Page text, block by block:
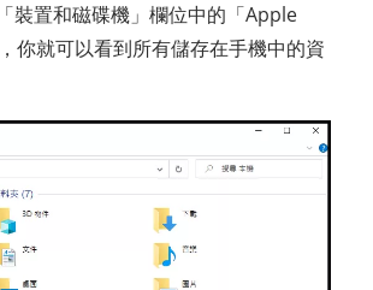
裝置和磁碟機」欄位中的「Apple
你就可以看到所有儲存在手機中的資